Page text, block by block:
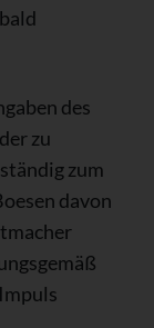
des
zu
zum
davon